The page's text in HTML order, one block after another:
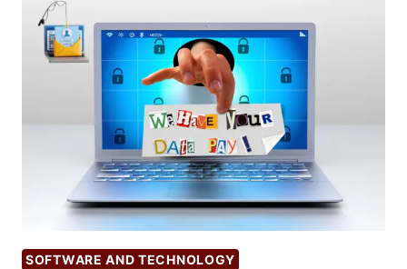
उद्योजकांसाठी
उद्योजकांसाठी
|
AGENT
DEVELOPMENT
SOFTWARE AND TECHNOLOGY